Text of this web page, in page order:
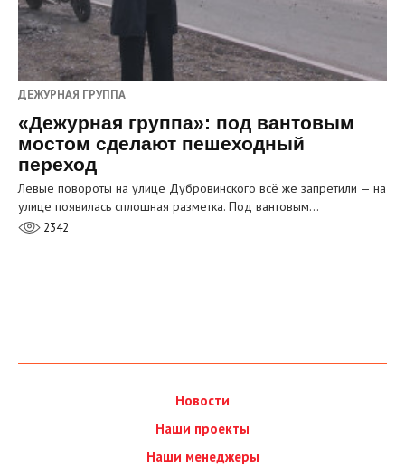
ДЕЖУРНАЯ ГРУППА
«Дежурная группа»: под вантовым
мостом сделают пешеходный
переход
Левые повороты на улице Дубровинского всё же запретили — на
улице появилась сплошная разметка. Под вантовым…
2342
Новости
Наши проекты
Наши менеджеры